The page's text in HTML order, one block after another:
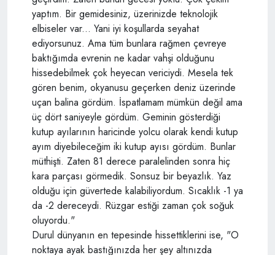
yaptım. Bir gemidesiniz, üzerinizde teknolojik
elbiseler var... Yani iyi koşullarda seyahat
ediyorsunuz. Ama tüm bunlara rağmen çevreye
baktığımda evrenin ne kadar vahşi olduğunu
hissedebilmek çok heyecan vericiydi. Mesela tek
gören benim, okyanusu geçerken deniz üzerinde
uçan balina gördüm. İspatlamam mümkün değil ama
üç dört saniyeyle gördüm. Geminin gösterdiği
kutup ayılarının haricinde yolcu olarak kendi kutup
ayım diyebileceğim iki kutup ayısı gördüm. Bunlar
müthişti. Zaten 81 derece paralelinden sonra hiç
kara parçası görmedik. Sonsuz bir beyazlık. Yaz
olduğu için güvertede kalabiliyordum. Sıcaklık -1 ya
da -2 dereceydi. Rüzgar estiği zaman çok soğuk
oluyordu."
Durul dünyanın en tepesinde hissettiklerini ise, "O
noktaya ayak bastığınızda her şey altınızda